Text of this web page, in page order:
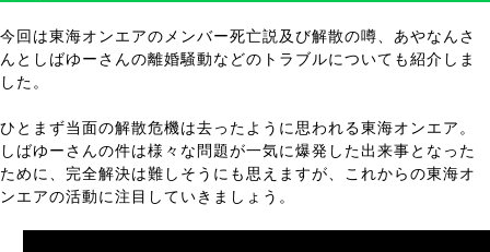
今回は東海オンエアのメンバー死亡説及び解散の噂、あやなんさ
んとしばゆーさんの離婚騒動などのトラブルについても紹介しま
した。
ひとまず当面の解散危機は去ったように思われる東海オンエア。
しばゆーさんの件は様々な問題が一気に爆発した出来事となった
ために、完全解決は難しそうにも思えますが、これからの東海オ
ンエアの活動に注目していきましょう。